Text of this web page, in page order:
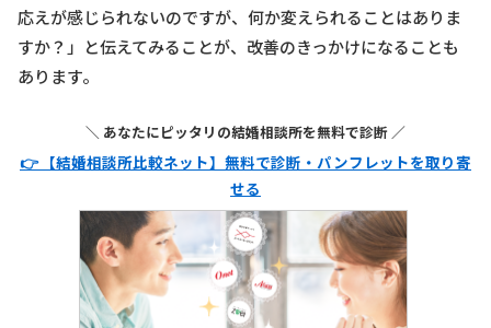
応えが感じられないのですが、何か変えられることはありま
すか？」と伝えてみることが、改善のきっかけになることも
あります。
＼ あなたにピッタリの結婚相談所を無料で診断 ／
👉 【結婚相談所比較ネット】無料で診断・パンフレットを取り寄
せる